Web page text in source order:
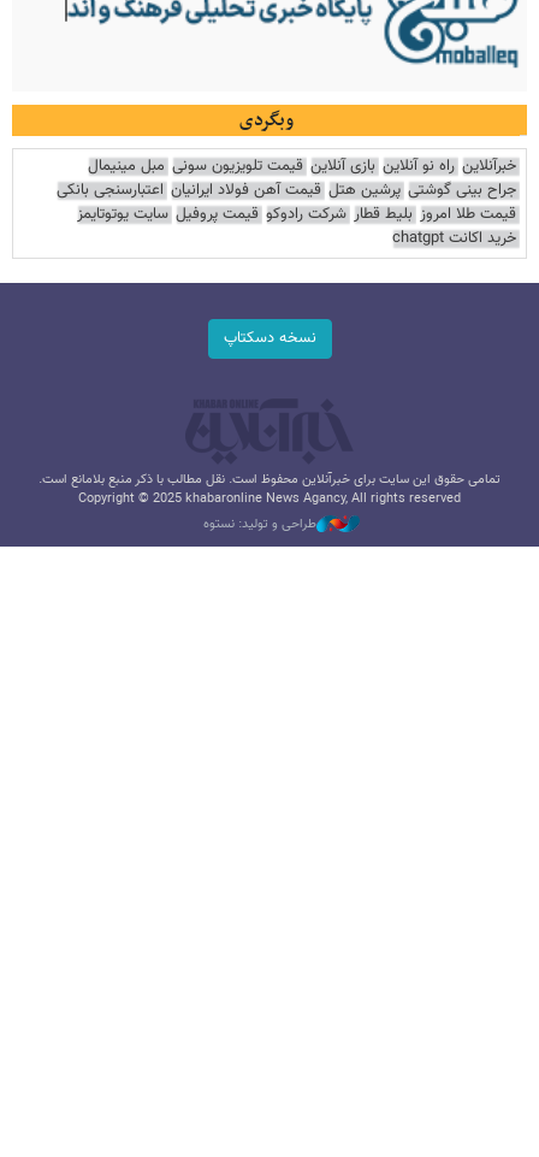
وبگردی
خبرآنلاین راه نو آنلاین بازی آنلاین قیمت تلویزیون سونی مبل مینیمال
جراح بینی گوشتی پرشین هتل قیمت آهن فولاد ایرانیان اعتبارسنجی بانکی
قیمت طلا امروز بلیط قطار شرکت رادوکو قیمت پروفیل سایت یوتوتایمز
خرید اکانت chatgpt
نسخه دسکتاپ
تمامی حقوق این سایت برای خبرآنلاین محفوظ است. نقل مطالب با ذکر منبع بلامانع است.
Copyright © 2025 khabaronline News Agancy, All rights reserved
طراحی و تولید: نستوه